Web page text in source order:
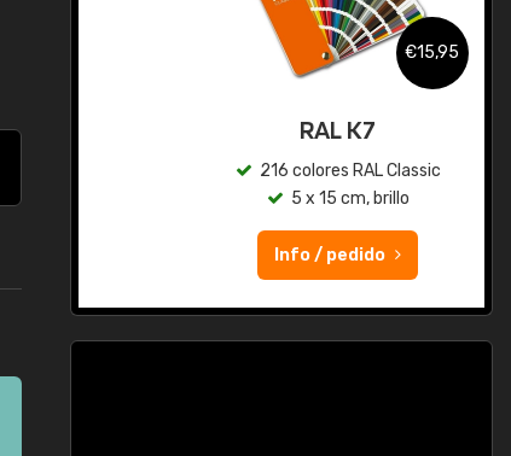
€15,95
RAL K7
216 colores RAL Classic
5 x 15 cm, brillo
Info / pedido